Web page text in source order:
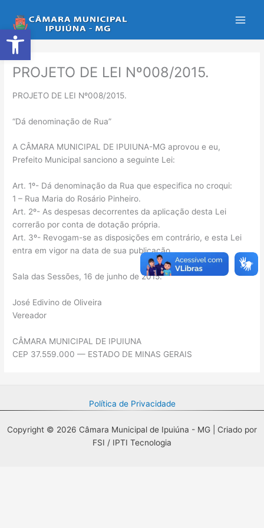
Abrir a barra de ferramentas
para
o
conteúdo
PROJETO DE LEI Nº008/2015.
PROJETO DE LEI Nº008/2015.
“Dá denominação de Rua”
A CÂMARA MUNICIPAL DE IPUIUNA-MG aprovou e eu,
Prefeito Municipal sanciono a seguinte Lei:
Art. 1º- Dá denominação da Rua que especifica no croqui:
1 – Rua Maria do Rosário Pinheiro.
Art. 2º- As despesas decorrentes da aplicação desta Lei
correrão por conta de dotação própria.
Art. 3º- Revogam-se as disposições em contrário, e esta Lei
entra em vigor na data de sua publicação.
Sala das Sessões, 16 de junho de 2015.
José Edivino de Oliveira
Vereador
CÂMARA MUNICIPAL DE IPUIUNA
CEP 37.559.000 — ESTADO DE MINAS GERAIS
Política de Privacidade
Copyright © 2026 Câmara Municipal de Ipuiúna - MG | Criado por
FSI / IPTI Tecnologia